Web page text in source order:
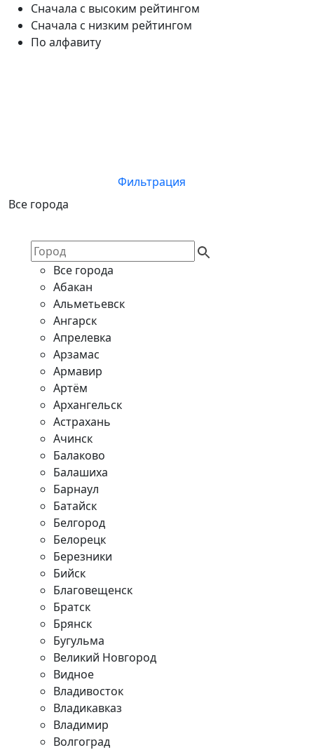
Сначала с высоким рейтингом
Сначала с низким рейтингом
По алфавиту
Фильтрация
Все города
Все города
Абакан
Альметьевск
Ангарск
Апрелевка
Арзамас
Армавир
Артём
Архангельск
Астрахань
Ачинск
Балаково
Балашиха
Барнаул
Батайск
Белгород
Белорецк
Березники
Бийск
Благовещенск
Братск
Брянск
Бугульма
Великий Новгород
Видное
Владивосток
Владикавказ
Владимир
Волгоград